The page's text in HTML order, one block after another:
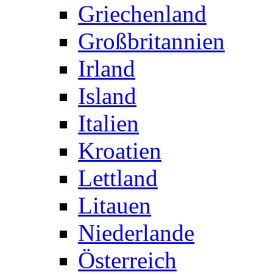
Griechenland
Großbritannien
Irland
Island
Italien
Kroatien
Lettland
Litauen
Niederlande
Österreich